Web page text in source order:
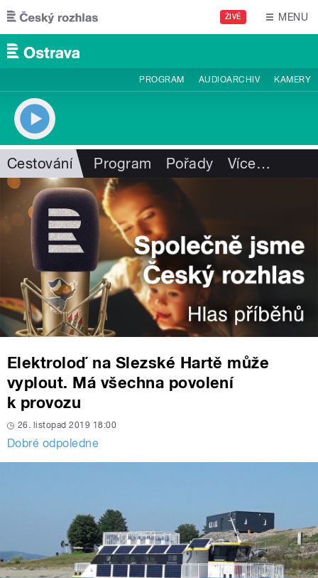
Přejít k hlavnímu obsahu
ŽIVĚ MENU
PROGRAM AUDIOARCHIV KAMERY
Cestování Program Pořady Více…
Elektroloď na Slezské Hartě může
vyplout. Má všechna povolení
k provozu
26. listopad 2019 18:00
Dobré odpoledne